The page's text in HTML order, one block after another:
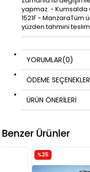
yapmaz. - Kumsalda
1521F -
yüzden tahmini
YORUMLAR(0)
ÖDEME
ÜRÜN ÖNERILERI
Benzer Ürünler